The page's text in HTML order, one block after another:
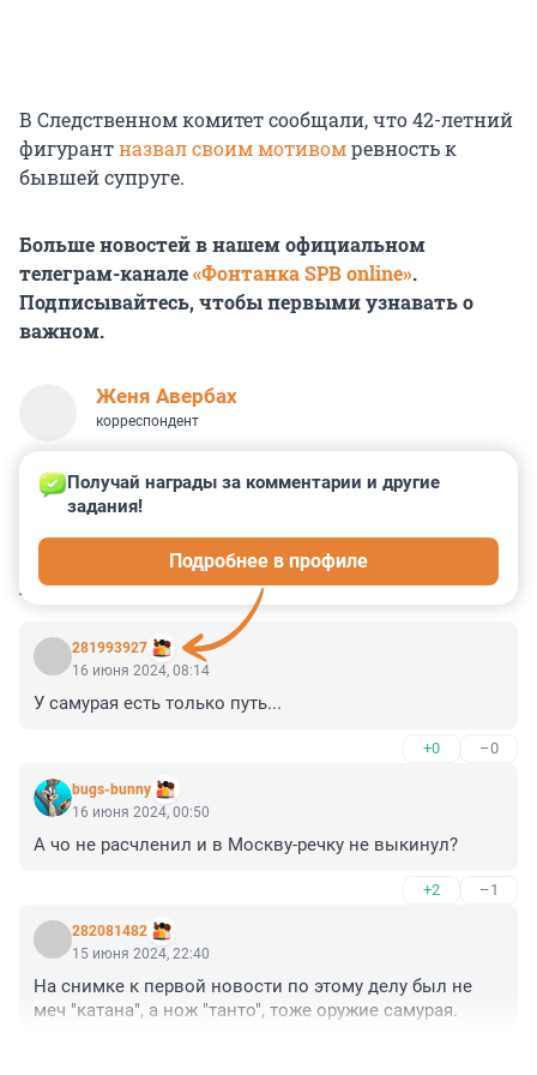
В Следственном комитет сообщали, что 42-летний
фигурантназвал своим мотивомревность к
бывшей супруге.
Больше новостей в нашем официальном
телеграм-канале«Фонтанка SPB online».
Подписывайтесь, чтобы первыми узнавать о
важном.
Женя Авербах
корреспондент
КОММЕНТАРИИ 12
281993927
Получай награды за комментарии и другие
задания!
Подробнее в профиле
16 июня 2024, 08:14
У самурая есть только путь...
+0 –0
bugs-bunny
16 июня 2024, 00:50
А чо не расчленил и в Москву-речку не выкинул?
+2 –1
282081482
15 июня 2024, 22:40
На снимке к первой новости по этому делу был не
меч "катана", а нож "танто", тоже оружие самурая.